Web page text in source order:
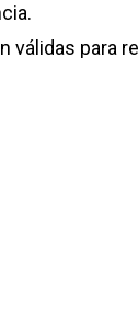
válidas para